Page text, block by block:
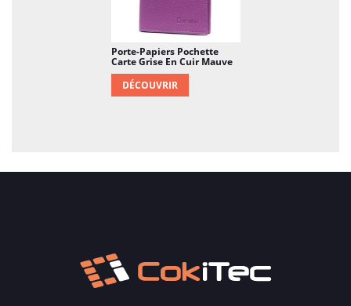
Porte-Papiers Pochette
Carte Grise En Cuir Mauve
DÉCOUVRIR